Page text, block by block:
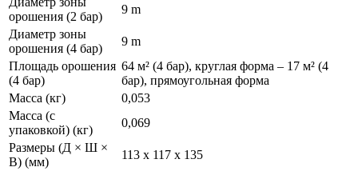
орошения (2 бар)
9 m
Диаметр зоны
орошения (4 бар)
9 m
Площадь орошения
(4 бар)
64 м² (4 бар), круглая форма – 17 м² (4
бар), прямоугольная форма
Масса (кг)
0,053
Масса (с
упаковкой) (кг)
0,069
Размеры (Д × Ш ×
В) (мм)
113 x 117 x 135